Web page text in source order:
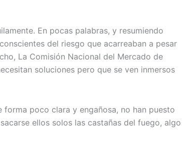
En pocas palabras, y resumiendo
del riesgo que acarreaban a pesar
La Comisión Nacional del Mercado de
soluciones pero que se ven inmersos
poco clara y engañosa, no han puesto
ellos solos las castañas del fuego, algo